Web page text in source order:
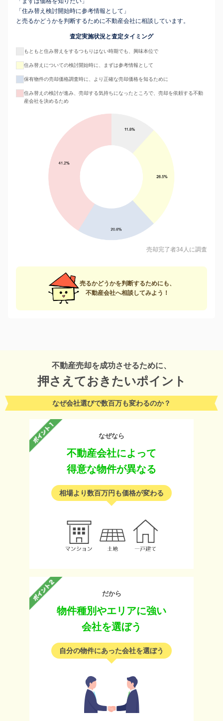
「住み替え検討開始時に参考情報として」
と売るかどうかを判断するために不動産会社に相談しています。
査定実施状況と査定タイミング
もともと住み替えをするつもりはない時期でも、興味本位で
住み替えについての検討開始時に、まずは参考情報として
保有物件の売却価格調査時に、より正確な売却価格を知るために
住み替えの検討が進み、売却する気持ちになったところで、売却を依頼する不動
産会社を決めるため
売却完了者34人に調査
売るかどうかを判断するためにも、
不動産会社へ相談してみよう！
不動産売却を成功させるために、
押さえておきたいポイント
なぜ会社選びで数百万も変わるのか？
なぜなら
不動産会社によって
得意な物件が異なる
相場より数百万円も価格が変わる
だから
物件種別やエリアに強い
会社を選ぼう
自分の物件にあった会社を選ぼう